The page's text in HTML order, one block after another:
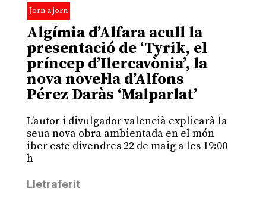
Jorn a jorn
Algímia d’Alfara acull la
presentació de ‘Tyrik, el
príncep d’Ilercavònia’, la
nova novel·la d’Alfons
Pérez Daràs ‘Malparlat’
L’autor i divulgador valencià explicarà la
seua nova obra ambientada en el món
iber este divendres 22 de maig a les 19:00
h
Lletraferit